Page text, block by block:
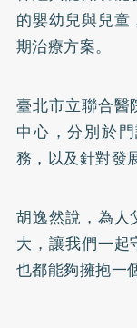
的嬰幼兒與兒
期治療方案。
臺北市立聯合醫
中心，分別於
務，以及針對發
胡逸然說，為人
大，讓我們一起
也都能夠擁抱一